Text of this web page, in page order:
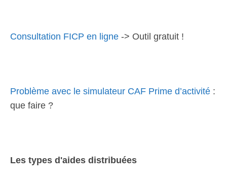
Consultation FICP en ligne -> Outil gratuit !
Problème avec le simulateur CAF Prime d’activité :
que faire ?
Les types d'aides distribuées